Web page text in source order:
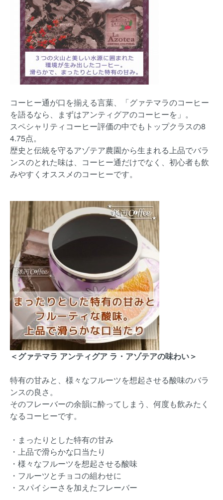
コーヒー通が口を揃える言葉、「グァテマラのコーヒー
を語るなら、まずはアンティグアのコーヒーを」。
スペシャリティコーヒー評価の中でもトップクラスの8
4.75点。
歴史と伝統を守るアゾテア農園から生まれる上品でバラ
ンスのとれた味は、コーヒー通だけでなく、初心者も飲
みやすくオススメのコーヒーです。
＜グァテマラ アンティグア ラ・アゾテアの味わい＞
特有の甘みと、様々なフルーツを想起させる酸味のバラ
ンスの良さ。
そのフレーバーの余韻に酔ってしまう、何度も飲みたく
なるコーヒーです。
・まったりとした特有の甘み
・上品で滑らかな口当たり
・様々なフルーツを想起させる酸味
・フルーツとチョコの組わせに
・スパイシーさを加えたフレーバー